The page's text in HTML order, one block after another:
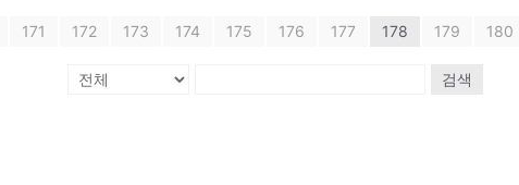
171 172 173 174 175 176 177 178 179 180
검색